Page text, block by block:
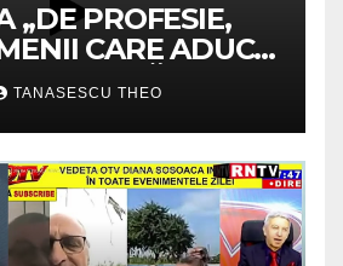
„DE PROFESIE,
CARE ADUC
/
SUCCESULUI
TANASESCU THEO